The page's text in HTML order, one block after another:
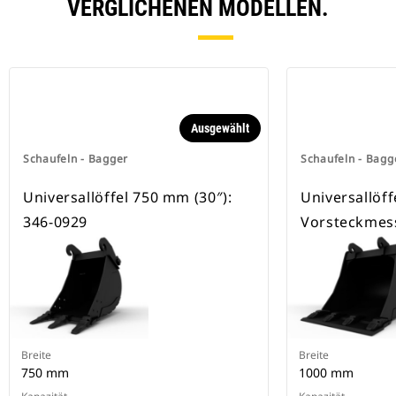
Sicherung der Anbaugeräte.
Spezielle CW-Schnellwechsler sind
erhältlich.
VERGLICHENEN MODELLEN.
Schaufeln - Bagger
Ausgewählt
Universallöffel 750 mm (30″):
346-0929
Breite
750 mm
Schaufeln -
Breite
1000 mm